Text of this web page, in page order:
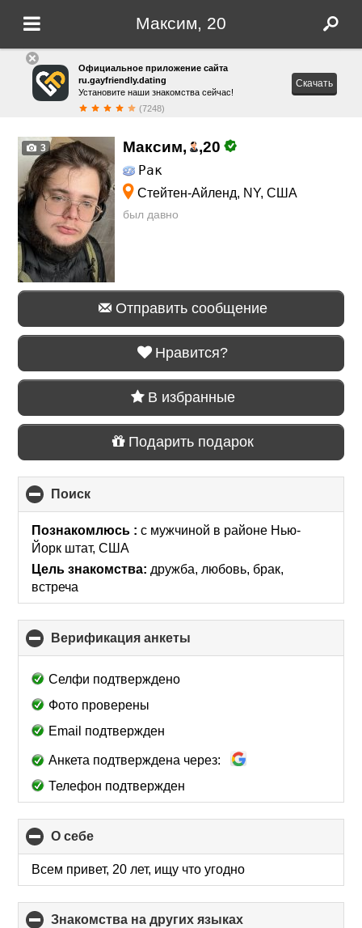
Максим, 20
Официальное приложение сайта
ru.gayfriendly.dating
Установите наши знакомства сейчас!
(7248)
Скачать
3 Максим, ,20
Рак
Стейтен-Айленд, NY, США
был давно
Отправить сообщение
Нравится?
В избранные
Подарить подарок
Поиск
to
collapse
contents
Познакомлюсь :с мужчиной в районе Нью-
Йорк штат, США
Цель знакомства: дружба, любовь, брак,
встреча
Верификация анкеты
to
Селфи подтверждено
Фото проверены
Email подтвержден
Анкета подтверждена через:
Телефон подтвержден
О себе
to
collapse
contents
Всем привет, 20 лет, ищу что угодно
Знакомства на других языках